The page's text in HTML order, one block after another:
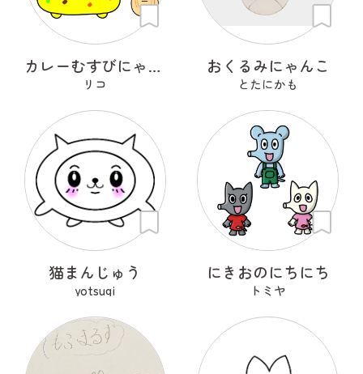
カレーむすびにゃんこ
リコ
おくるみにゃんこ
とたにかも
猫まんじゅう
yotsugi
にきおのにちにち
トミヤ